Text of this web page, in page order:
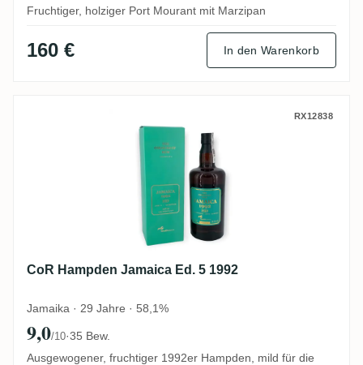
Fruchtiger, holziger Port Mourant mit Marzipan
160 € In den Warenkorb
CoR Hampden Jamaica Ed. 5 1992RX12838
CoR Hampden Jamaica Ed. 5 1992
Jamaika · 29 Jahre · 58,1%
9,0/10·35 Bew.
Ausgewogener, fruchtiger 1992er Hampden, mild für die